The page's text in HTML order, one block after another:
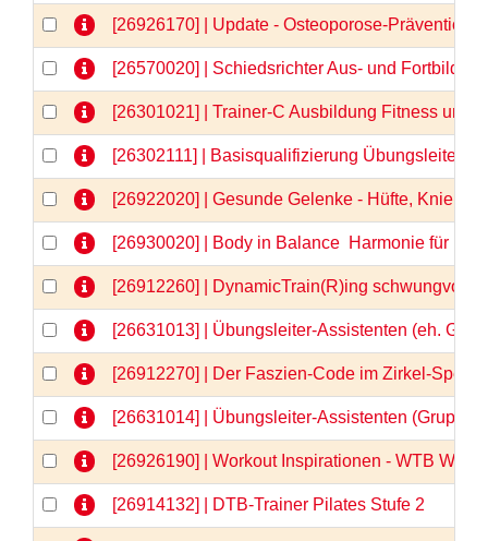
[26926170] | Update - Osteoporose-Prävention
[26570020] | Schiedsrichter Aus- und
[26301021] | Trainer-C Ausbildung Fitness und
[26302111] | Basisqualifizierung Übungsleiter-
[26922020] | Gesunde Gelenke - Hüfte, Knie &
[26930020] | Body in Balance  Harmonie für
[26912260] | DynamicTrain(R)ing
[26631013] | Übungsleiter-Assistenten (eh.
[26912270] | Der Faszien-Code im Zirkel-
[26631014] | Übungsleiter-Assistenten
[26926190] | Workout Inspirationen - WTB
[26914132] | DTB-Trainer Pilates Stufe 2